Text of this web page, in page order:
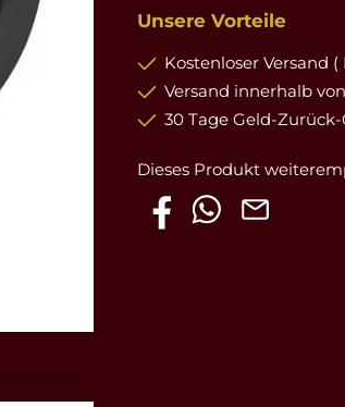
Unsere Vorteile
Kostenloser Versand
Versand innerhalb
30 Tage Geld-
Dieses Produkt